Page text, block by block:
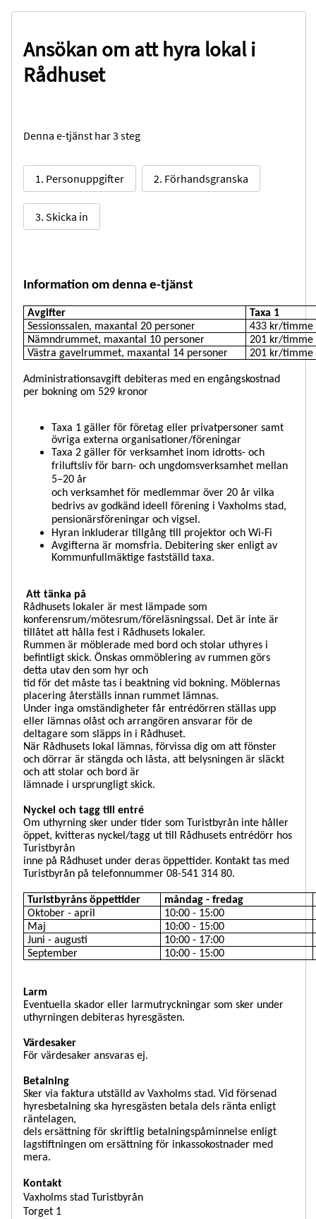
Ansökan om att hyra lokal i
Rådhuset
Denna e-tjänst har 3 steg
1. Personuppgifter 2. Förhandsgranska
3. Skicka in
Information om denna e-tjänst
Avgifter
Taxa 1
Sessionssalen, maxantal 20 personer
433 kr/timme
Nämndrummet, maxantal 10 personer
201 kr/timme
Västra gavelrummet, maxantal 14 personer
201 kr/timme
Administrationsavgift debiteras med en engångskostnad
per bokning om 529 kronor
Taxa 1 gäller för företag eller privatpersoner samt
övriga externa organisationer/föreningar
Taxa 2 gäller för verksamhet inom idrotts- och
friluftsliv för barn- och ungdomsverksamhet mellan
5–20 år
och verksamhet för medlemmar över 20 år vilka
bedrivs av godkänd ideell förening i Vaxholms stad,
pensionärsföreningar och vigsel.
Hyran inkluderar tillgång till projektor och Wi-Fi
Avgifterna är momsfria. Debitering sker enligt av
Kommunfullmäktige fastställd taxa.
Att tänka på
Rådhusets lokaler är mest lämpade som
konferensrum/mötesrum/föreläsningssal. Det är inte är
tillåtet att hålla fest i Rådhusets lokaler.
Rummen är möblerade med bord och stolar uthyres i
befintligt skick. Önskas ommöblering av rummen görs
detta utav den som hyr och
tid för det måste tas i beaktning vid bokning. Möblernas
placering återställs innan rummet lämnas.
Under inga omständigheter får entrédörren ställas upp
eller lämnas olåst och arrangören ansvarar för de
deltagare som släpps in i Rådhuset.
När Rådhusets lokal lämnas, förvissa dig om att fönster
och dörrar är stängda och låsta, att belysningen är släckt
och att stolar och bord är
lämnade i ursprungligt skick.
Nyckel och tagg till entré
Om uthyrning sker under tider som Turistbyrån inte håller
öppet, kvitteras nyckel/tagg ut till Rådhusets entrédörr hos
Turistbyrån
inne på Rådhuset under deras öppettider. Kontakt tas med
Turistbyrån på telefonnummer 08-541 314 80.
Turistbyråns öppettider
måndag - fredag
Oktober - april
10:00 - 15:00
Maj
10:00 - 15:00
Juni - augusti
10:00 - 17:00
September
10:00 - 15:00
Larm
Eventuella skador eller larmutryckningar som sker under
uthyrningen debiteras hyresgästen.
Värdesaker
För värdesaker ansvaras ej.
Betalning
Sker via faktura utställd av Vaxholms stad. Vid försenad
hyresbetalning ska hyresgästen betala dels ränta enligt
räntelagen,
dels ersättning för skriftlig betalningspåminnelse enligt
lagstiftningen om ersättning för inkassokostnader med
mera.
Kontakt
Vaxholms stad Turistbyrån
Torget 1